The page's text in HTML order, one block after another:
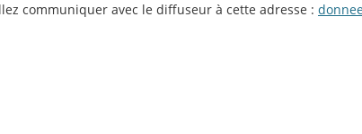
communiquer avec le diffuseur à cette adresse :